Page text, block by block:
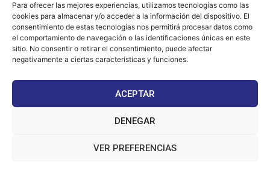
Para ofrecer las mejores experiencias, utilizamos tecnologías como las
cookies para almacenar y/o acceder a la información del dispositivo. El
consentimiento de estas tecnologías nos permitirá procesar datos como
el comportamiento de navegación o las identificaciones únicas en este
sitio. No consentir o retirar el consentimiento, puede afectar
negativamente a ciertas características y funciones.
ACEPTAR
DENEGAR
VER PREFERENCIAS
Polígono Comercial Urbisur (Cita previa) 11130
Chiclana de la Fra. (Cádiz)
667 457 908
info@mantonesdelsur.com
mantonesdelsur@gmail.com